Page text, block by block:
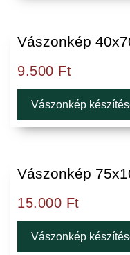
Vászonkép
9.500 Ft
Vászonkép
Vászonkép
15.000 Ft
Vászonkép